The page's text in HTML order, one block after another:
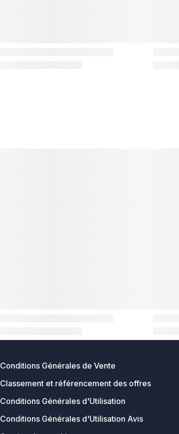
Conditions Générales de Vente
Classement et référencement des offres
Conditions Générales d'Utilisation
Conditions Générales d'Utilisation Avis